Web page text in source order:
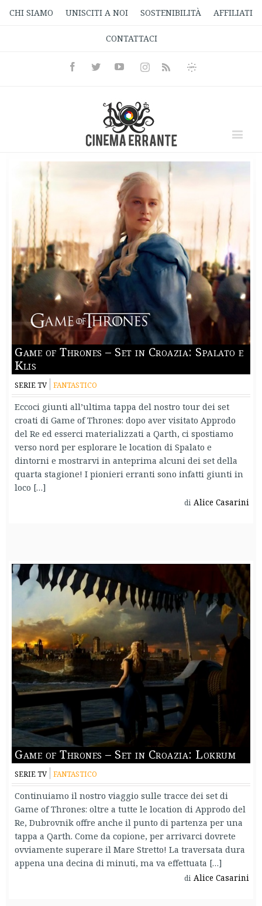
CHI SIAMO UNISCITI A NOI SOSTENIBILITÀ AFFILIATI
CONTATTACI
FacebookTwitterYoutubeInstagramRss
Informativa
Game of Thrones – Set in Croazia: Spalato e
Klis
SERIE TV FANTASTICO
Eccoci giunti all’ultima tappa del nostro tour dei set
croati di Game of Thrones: dopo aver visitato Approdo
del Re ed esserci materializzati a Qarth, ci spostiamo
verso nord per esplorare le location di Spalato e
dintorni e mostrarvi in anteprima alcuni dei set della
quarta stagione! I pionieri erranti sono infatti giunti in
loco […]
di Alice Casarini
Game of Thrones – Set in Croazia: Lokrum
SERIE TV FANTASTICO
Continuiamo il nostro viaggio sulle tracce dei set di
Game of Thrones: oltre a tutte le location di Approdo del
Re, Dubrovnik offre anche il punto di partenza per una
tappa a Qarth. Come da copione, per arrivarci dovrete
ovviamente superare il Mare Stretto! La traversata dura
appena una decina di minuti, ma va effettuata […]
di Alice Casarini